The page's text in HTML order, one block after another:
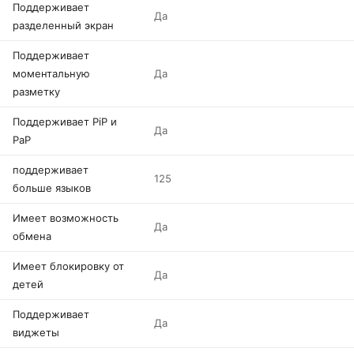
Поддерживает
разделенный экран
Да
Поддерживает
моментальную
разметку
Да
Поддерживает PiP и
PaP
Да
поддерживает
больше языков
125
Имеет возможность
обмена
Да
Имеет блокировку от
детей
Да
Поддерживает
виджеты
Да